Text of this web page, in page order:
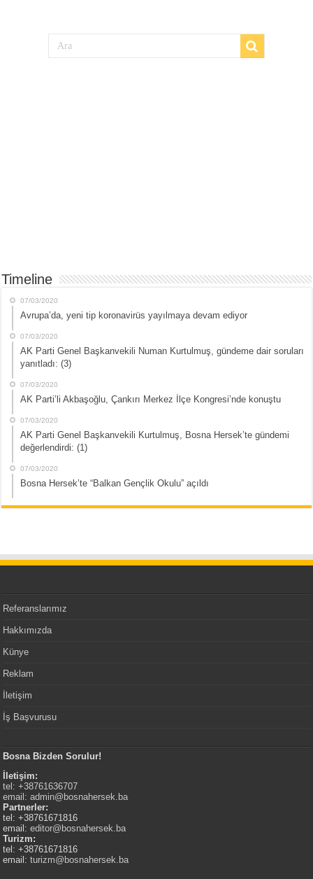
Timeline
07/03/2020
Avrupa’da, yeni tip koronavirüs yayılmaya devam ediyor
07/03/2020
AK Parti Genel Başkanvekili Numan Kurtulmuş, gündeme dair soruları
yanıtladı: (3)
07/03/2020
AK Parti’li Akbaşoğlu, Çankırı Merkez İlçe Kongresi’nde konuştu
07/03/2020
AK Parti Genel Başkanvekili Kurtulmuş, Bosna Hersek’te gündemi
değerlendirdi: (1)
07/03/2020
Bosna Hersek’te “Balkan Gençlik Okulu” açıldı
Referanslarımız
Hakkımızda
Künye
Reklam
İletişim
İş Başvurusu
Bosna Bizden Sorulur!
İletişim:
tel: +38761636707
email:admin@bosnahersek.ba
Partnerler:
tel: +38761671816
email:editor@bosnahersek.ba
Turizm:
tel: +38761671816
email:turizm@bosnahersek.ba